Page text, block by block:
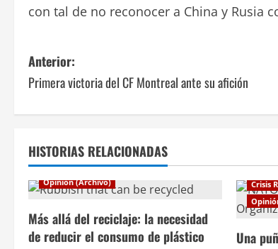
con tal de no reconocer a China y Rusia
N
a
v
e
g
a
Anterior:
Primera victoria del CF Montreal ante su afición
HISTORIAS RELACIONADAS
Opinión (Archivo)
Más allá del reciclaje: la necesidad
de reducir el consumo de plástico
Crisis
Una